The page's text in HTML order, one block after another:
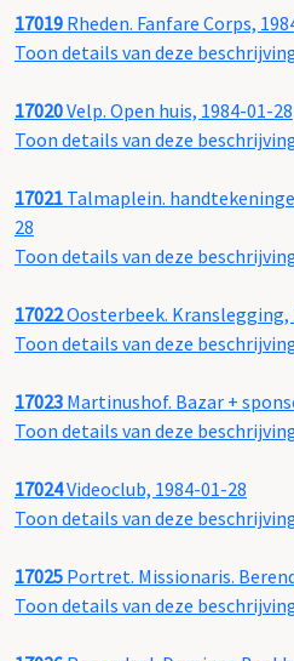
17019 Rheden. Fanfare Corps,
Toon details van deze
17020Velp. Open huis, 1984-01-28
Toon details van deze
17021 Talmaplein.
28
Toon details van deze
17022Oosterbeek. Kranslegging,
Toon details van deze
17023 Martinushof. Bazar +
Toon details van deze
17024Videoclub, 1984-01-28
Toon details van deze
17025 Portret. Missionaris.
Toon details van deze